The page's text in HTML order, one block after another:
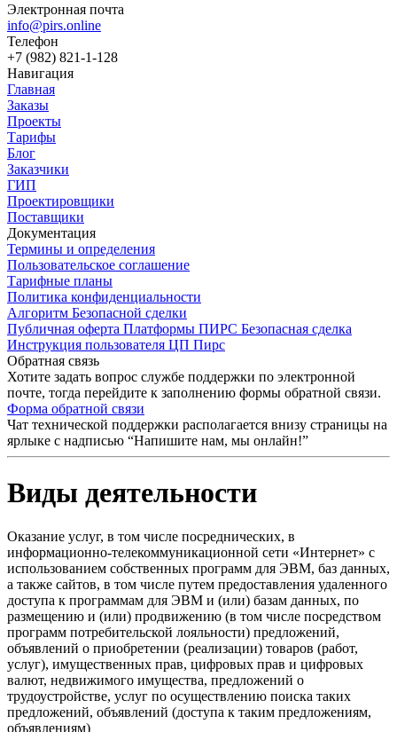
Электронная почта
info@pirs.online
Телефон
+7 (982) 821-1-128
Навигация
Главная
Заказы
Проекты
Тарифы
Блог
Заказчики
ГИП
Проектировщики
Поставщики
Документация
Термины и определения
Пользовательское соглашение
Тарифные планы
Политика конфиденциальности
Алгоритм Безопасной сделки
Публичная оферта Платформы ПИРС Безопасная сделка
Инструкция пользователя ЦП Пирс
Обратная связь
Хотите задать вопрос службе поддержки по электронной
почте, тогда перейдите к заполнению формы обратной связи.
Форма обратной связи
Чат технической поддержки располагается внизу страницы на
ярлыке с надписью “Напишите нам, мы онлайн!”
Виды деятельности
Оказание услуг, в том числе посреднических, в
информационно-телекоммуникационной сети «Интернет» с
использованием собственных программ для ЭВМ, баз данных,
а также сайтов, в том числе путем предоставления удаленного
доступа к программам для ЭВМ и (или) базам данных, по
размещению и (или) продвижению (в том числе посредством
программ потребительской лояльности) предложений,
объявлений о приобретении (реализации) товаров (работ,
услуг), имущественных прав, цифровых прав и цифровых
валют, недвижимого имущества, предложений о
трудоустройстве, услуг по осуществлению поиска таких
предложений, объявлений (доступа к таким предложениям,
объявлениям)